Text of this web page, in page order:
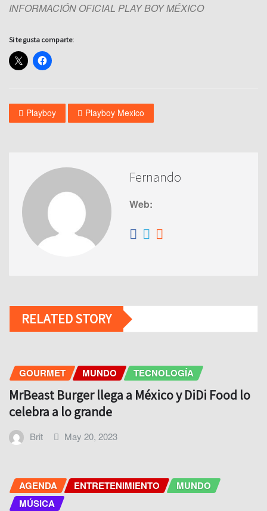
INFORMACIÓN OFICIAL PLAY BOY MÉXICO
Si te gusta comparte:
Playboy Playboy Mexico
Fernando
Web:
RELATED STORY
GOURMET MUNDO TECNOLOGÍA
MrBeast Burger llega a México y DiDi Food lo
celebra a lo grande
Brit May 20, 2023
AGENDA ENTRETENIMIENTO
MUNDO
MÚSICA